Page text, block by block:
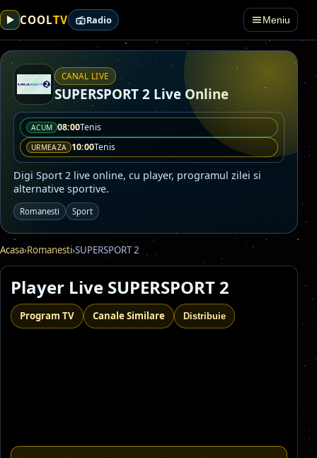
COOLTV Radio Meniu
CANAL LIVE
SUPERSPORT 2 Live Online
ACUM 08:00Tenis
URMEAZA 10:00Tenis
Digi Sport 2 live online, cu player, programul zilei si
alternative sportive.
Romanesti Sport
Acasa›Romanesti›SUPERSPORT 2
Player Live SUPERSPORT 2
Program TV Canale Similare Distribuie